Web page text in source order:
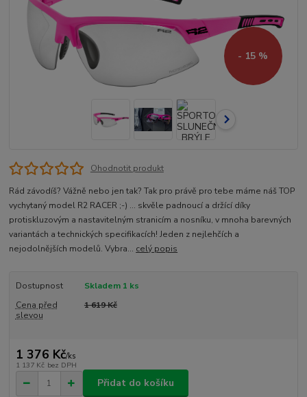
- 15 %
Ohodnotit produkt
Rád závodíš? Vážně nebo jen tak? Tak pro právě pro tebe máme náš TOP
vychytaný model R2 RACER ;-) ... skvěle padnoucí a držící díky
protiskluzovým a nastavitelným stranicím a nosníku, v mnoha barevných
variantách a technických specifikacích! Jeden z nejlehčích a
nejodolnějších modelů. Vybra... celý popis
Dostupnost
Skladem 1 ks
Cena před
slevou
1 619 Kč
1 376 Kč/ks
1 137 Kč bez DPH
Přidat do košíku